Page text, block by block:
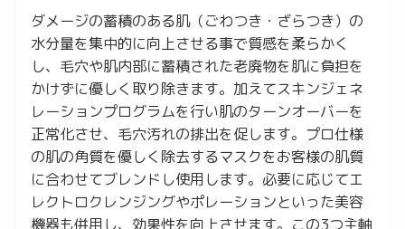
ダメージの蓄積のある肌（ごわつき・ざらつき）の
水分量を集中的に向上させる事で質感を柔らかく
し、毛穴や肌内部に蓄積された老廃物を肌に負担を
かけずに優しく取り除きます。加えてスキンジェネ
レーションプログラムを行い肌のターンオーバーを
正常化させ、毛穴汚れの排出を促します。プロ仕様
の肌の角質を優しく除去するマスクをお客様の肌質
に合わせてブレンドし使用します。必要に応じてエ
レクトロクレンジングやポレーションといった美容
機器も併用し、効果性を向上させます。この3つ主軸